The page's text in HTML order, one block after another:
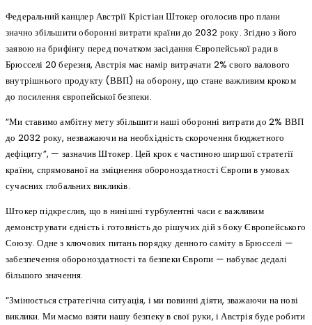
Федеральний канцлер Австрії Крістіан Штокер оголосив про плани
значно збільшити оборонні витрати країни до 2032 року. Згідно з його
заявою на брифінгу перед початком засідання Європейської ради в
Брюсселі 20 березня, Австрія має намір витрачати 2% свого валового
внутрішнього продукту (ВВП) на оборону, що стане важливим кроком
до посилення європейської безпеки.
“Ми ставимо амбітну мету збільшити наші оборонні витрати до 2% ВВП
до 2032 року, незважаючи на необхідність скорочення бюджетного
дефіциту”, — зазначив Штокер. Цей крок є частиною ширшої стратегії
країни, спрямованої на зміцнення обороноздатності Європи в умовах
сучасних глобальних викликів.
Штокер підкреслив, що в нинішні турбулентні часи є важливим
демонструвати єдність і готовність до рішучих дій з боку Європейського
Союзу. Одне з ключових питань порядку денного саміту в Брюсселі —
забезпечення обороноздатності та безпеки Європи — набуває дедалі
більшого значення.
“Змінюється стратегічна ситуація, і ми повинні діяти, зважаючи на нові
виклики. Ми маємо взяти нашу безпеку в свої руки, і Австрія буде робити